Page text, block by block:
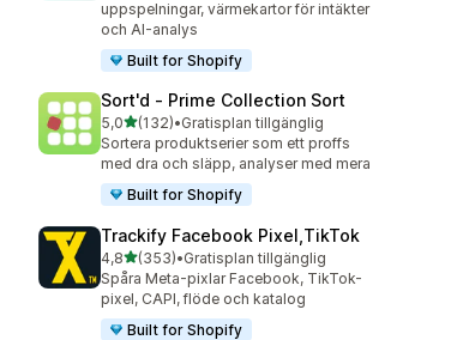
uppspelningar, värmekartor för intäkter
och AI-analys
Built for Shopify
Sort'd ‑ Prime Collection Sort
5,0av 5 stjärnor
(132)
132 recensioner totalt
•Gratisplan tillgänglig
Sortera produktserier som ett proffs
med dra och släpp, analyser med mera
Built for Shopify
Trackify Facebook Pixel,TikTok
4,8av 5 stjärnor
(353)
353 recensioner totalt
•Gratisplan tillgänglig
Spåra Meta-pixlar Facebook, TikTok-
pixel, CAPI, flöde och katalog
Built for Shopify